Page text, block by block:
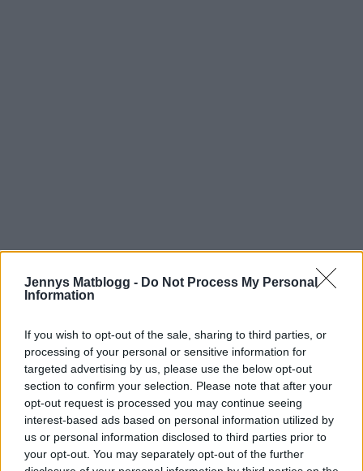
Jennys Matblogg - Do Not Process My Personal
Information
If you wish to opt-out of the sale, sharing to third parties, or
processing of your personal or sensitive information for
targeted advertising by us, please use the below opt-out
section to confirm your selection. Please note that after your
opt-out request is processed you may continue seeing
interest-based ads based on personal information utilized by
us or personal information disclosed to third parties prior to
your opt-out. You may separately opt-out of the further
{} [+]